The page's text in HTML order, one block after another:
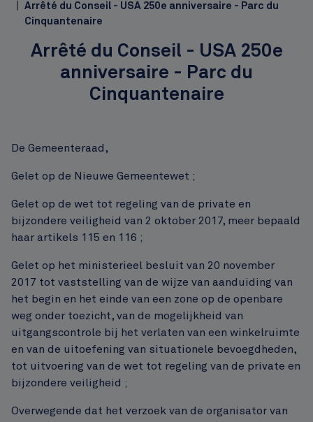
Arrêté du Conseil - USA 250e anniversaire - Parc du
Cinquantenaire
Arrêté du Conseil - USA 250e
anniversaire - Parc du
Cinquantenaire
De Gemeenteraad,
Gelet op de Nieuwe Gemeentewet ;
Gelet op de wet tot regeling van de private en
bijzondere veiligheid van 2 oktober 2017, meer bepaald
haar artikels 115 en 116 ;
Gelet op het ministerieel besluit van 20 november
2017 tot vaststelling van de wijze van aanduiding van
het begin en het einde van een zone op de openbare
weg onder toezicht, van de mogelijkheid van
uitgangscontrole bij het verlaten van een winkelruimte
en van de uitoefening van situationele bevoegdheden,
tot uitvoering van de wet tot regeling van de private en
bijzondere veiligheid ;
Overwegende dat het verzoek van de organisator van